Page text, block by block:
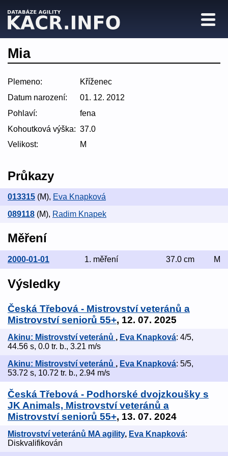
Mia
Plemeno:
Kříženec
Datum narození:
01. 12. 2012
Pohlaví:
fena
Kohoutková výška: 37.0
Velikost:
M
Průkazy
013315 (M), Eva Knapková
089118 (M), Radim Knapek
Měření
2000-01-01 1. měření 37.0 cm M
Výsledky
Česká Třebová - Mistrovství veteránů a
Mistrovství seniorů 55+, 12. 07. 2025
Akinu: Mistrovství veteránů , Eva Knapková: 4/5,
44.56 s, 0.0 tr. b., 3.21 m/s
Akinu: Mistrovství veteránů , Eva Knapková: 5/5,
53.72 s, 10.72 tr. b., 2.94 m/s
Česká Třebová - Podhorské dvojzkoušky s
JK Animals, Mistrovství veteránů a
Mistrovství seniorů 55+, 13. 07. 2024
Mistrovství veteránů MA agility, Eva Knapková:
Diskvalifikován